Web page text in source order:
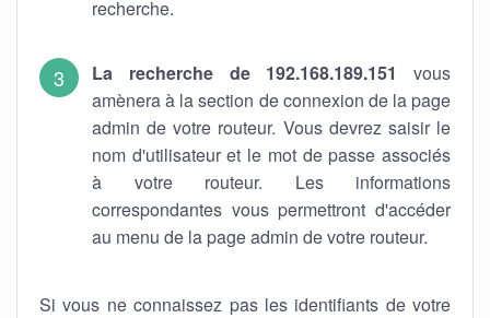
recherche.
La recherche de 192.168.189.151
vous
amènera à la section de connexion de la page
admin de votre routeur. Vous devrez saisir le
nom d'utilisateur et le mot de passe associés
à votre routeur. Les informations
correspondantes vous permettront d'accéder
au menu de la page admin de votre routeur.
Si vous ne connaissez pas les identifiants de votre